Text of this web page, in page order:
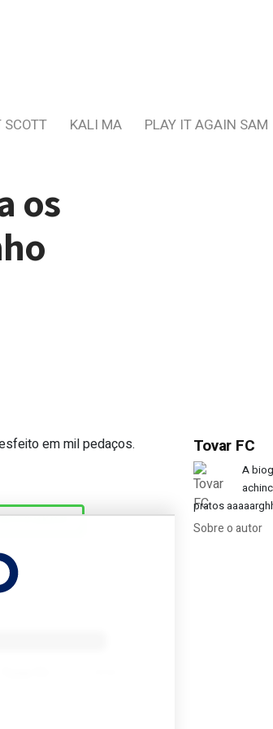
SCOTT KALI MA PLAY IT AGAIN SAM
os
até é padrinho do meu
em mil pedaços.
Tovar FC
A
pratos
Sobre o autor